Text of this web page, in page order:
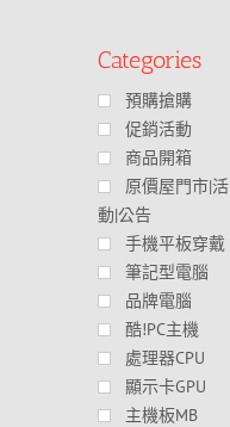
Categories
預購搶購
促銷活動
商品開箱
原價屋門市|活
動|公告
手機平板穿戴
筆記型電腦
品牌電腦
酷!PC主機
處理器CPU
顯示卡GPU
主機板MB